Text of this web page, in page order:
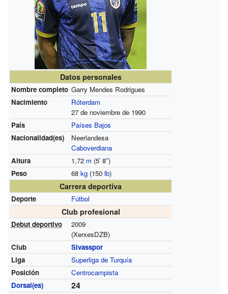
Datos personales
Nombre completo Garry Mendes Rodrigues
Nacimiento
Róterdam
27 de noviembre de 1990
País
Países Bajos
Nacionalidad(es)
Neerlandesa
Caboverdiana
Altura
1,72 m (5′8″)
Peso
68 kg(150 lb)
Carrera deportiva
Deporte Fútbol
Club profesional
Debut deportivo
2009
(XerxesDZB)
Club
Sivasspor
Liga
Superliga de Turquía
Posición
Centrocampista
Dorsal(es)
24